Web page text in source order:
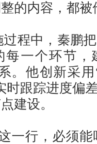
的内容，都
过程中，秦鹏
每一个环节
。他创新采
时跟踪进度偏
建设。
一行，必须